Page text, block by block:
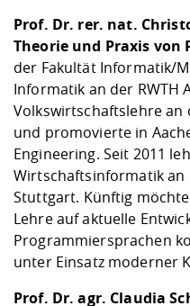
Prof. Dr. rer. nat.
Theorie und Praxis von
der Fakultät Informatik/
Informatik an der RWTH
Volkswirtschaftslehre an
und promovierte in
Engineering. Seit 2011
Wirtschaftsinformatik an
Stuttgart. Künftig
Lehre auf aktuelle
Programmiersprachen
unter Einsatz moderner
Prof. Dr. agr. Claudia